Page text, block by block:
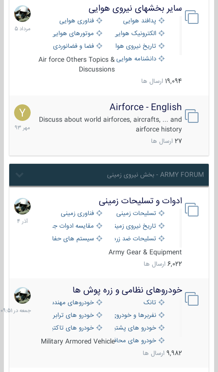
سایر بخشهای نیروی هوایی
پدافند هوایی
فناوری هوایی
الکترونیک هوایی
موتورهای هوایی
تاریخ نیروی هوایی
فضا و فضانوردی
دانشنامه هواییAir force Others Topics &
Discussions
19,094 ارسال ها
2
مرداد
1405
Airforce - English
Discuss about world airforces, aircrafts, ... and
airforce history
27 ارسال ها
15
مهر
1393
ARMY FORUM - بخش نیروی زمینی
ادوات و تسلیحات زمینی
تسلیحات زمینی
فناوری زمینی
تاریخ نیروی زمینی
مقایسه ادوات جنگی
تسلیحات ضد زره
سیستم های حفاظت فعال
Army Gear & Equipment
6,022 ارسال ها
21
آذر
1404
خودروهای نظامی و زره پوش ها
تانک
خودروهای مهندسی
نفربرها و خودروی های رزمی پیاده نظام
خودرو های ترابری نظامی
خودرو های پشتیبانی آتش ، شناسایی و ضد تانک
خودرو های تاکتیکی نظامی
خودرو های محافظت شدهMilitary Armored Vehicle
9,982 ارسال ها
جمعه
در
09:51